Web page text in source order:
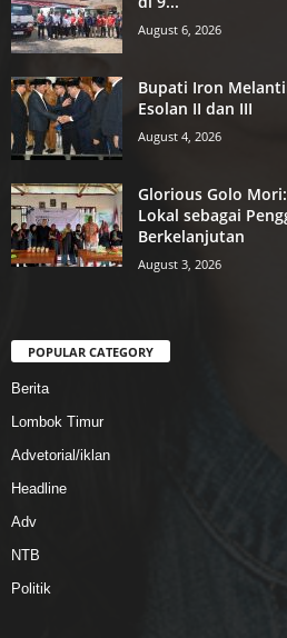
August 6, 2026
Bupati Iron
Esolan II dan III
August 4, 2026
Glorious Golo
Lokal sebagai
Berkelanjutan
August 3, 2026
POPULAR CATEGORY
Berita
Lombok Timur
Advetorial/iklan
Headline
Adv
NTB
Politik